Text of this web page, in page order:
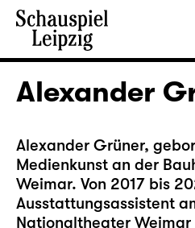
Alexander
Alexander Grüner,
Medienkunst an der
Weimar. Von 2017 bis
Ausstattungsassistent
Nationaltheater